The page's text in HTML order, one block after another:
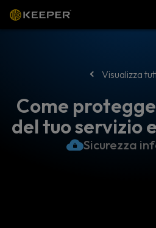
Visualizza
Come
del tuo servizio
Sicurezza